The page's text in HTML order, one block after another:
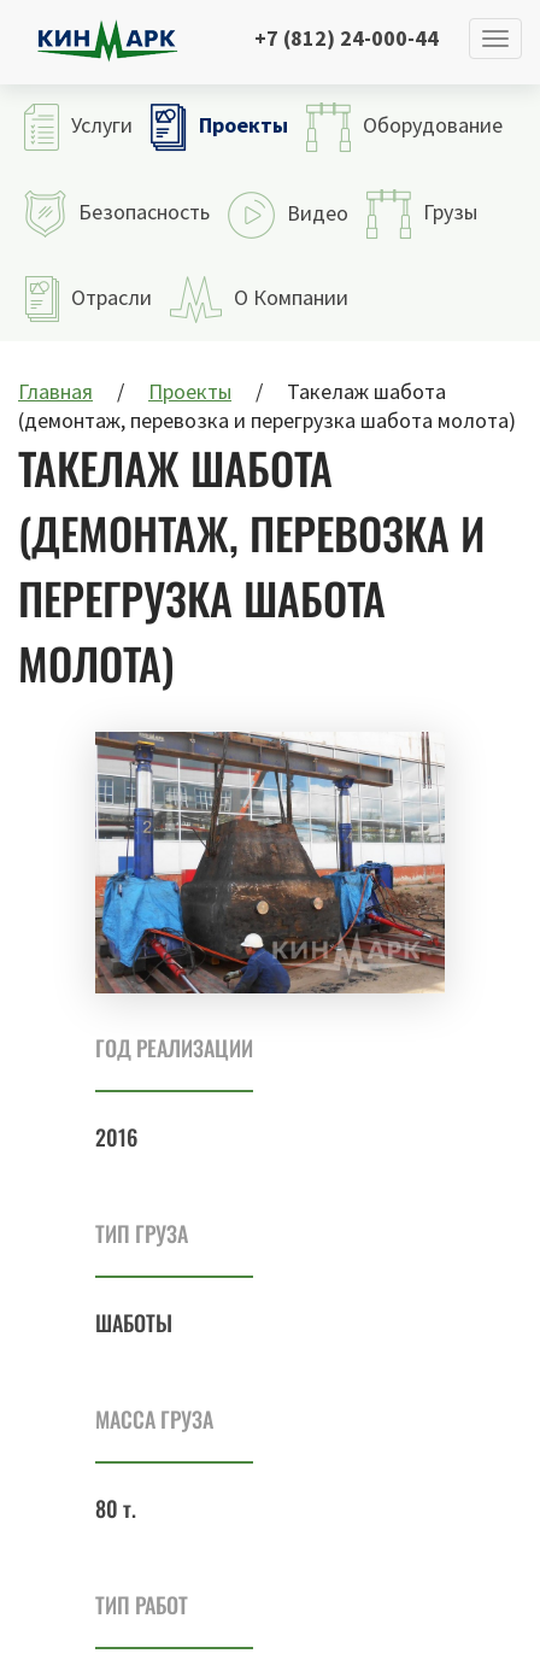
+7 (812) 24-000-44
Услуги Проекты Оборудование
Безопасность Видео Грузы
Отрасли О Компании
Главная Проекты
Такелаж шабота
(демонтаж, перевозка и перегрузка шабота молота)
ТАКЕЛАЖ ШАБОТА
(ДЕМОНТАЖ, ПЕРЕВОЗКА И
ПЕРЕГРУЗКА ШАБОТА
МОЛОТА)
ГОД РЕАЛИЗАЦИИ
2016
ТИП ГРУЗА
ШАБОТЫ
МАССА ГРУЗА
80 т.
ТИП РАБОТ